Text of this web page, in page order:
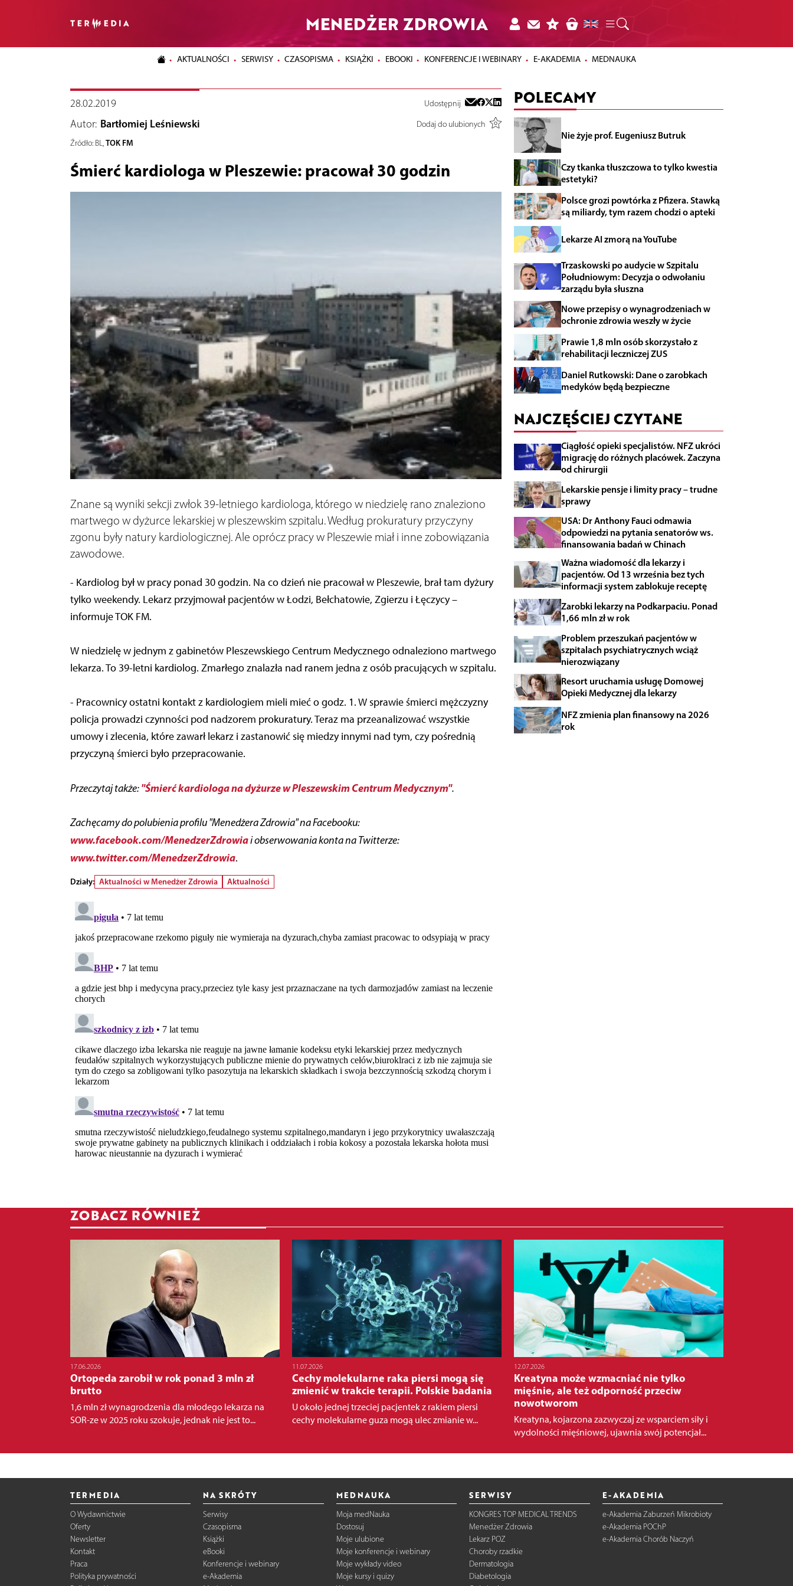
MENEDŻER ZDROWIA
AKTUALNOŚCI SERWISY CZASOPISMA KSIĄŻKI EBOOKI KONFERENCJE I WEBINARY E-AKADEMIA MEDNAUKA
28.02.2019 Udostępnij
Autor: Bartłomiej Leśniewski
Dodaj do ulubionych
Źródło:BL,TOK FM
Śmierć kardiologa w Pleszewie: pracował 30 godzin
Znane są wyniki sekcji zwłok 39-letniego kardiologa, którego w niedzielę rano znaleziono
martwego w dyżurce lekarskiej w pleszewskim szpitalu. Według prokuratury przyczyny
zgonu były natury kardiologicznej. Ale oprócz pracy w Pleszewie miał i inne zobowiązania
zawodowe.
- Kardiolog był w pracy ponad 30 godzin. Na co dzień nie pracował w Pleszewie, brał tam dyżury
tylko weekendy. Lekarz przyjmował pacjentów w Łodzi, Bełchatowie, Zgierzu i Łęczycy –
informuje TOK FM.
W niedzielę w jednym z gabinetów Pleszewskiego Centrum Medycznego odnaleziono martwego
lekarza. To 39-letni kardiolog. Zmarłego znalazła nad ranem jedna z osób pracujących w szpitalu.
- Pracownicy ostatni kontakt z kardiologiem mieli mieć o godz. 1. W sprawie śmierci mężczyzny
policja prowadzi czynności pod nadzorem prokuratury. Teraz ma przeanalizować wszystkie
umowy i zlecenia, które zawarł lekarz i zastanowić się miedzy innymi nad tym, czy pośrednią
przyczyną śmierci było przepracowanie.
Przeczytaj także:"Śmierć kardiologa na dyżurze w Pleszewskim Centrum Medycznym".
Zachęcamy do polubienia profilu "Menedżera Zdrowia" na Facebooku:
www.facebook.com/MenedzerZdrowiai obserwowania konta na Twitterze:
www.twitter.com/MenedzerZdrowia.
Działy: Aktualności w Menedżer Zdrowia Aktualności
POLECAMY
Nie żyje prof. Eugeniusz Butruk
Czy tkanka tłuszczowa to tylko kwestia
estetyki?
Polsce grozi powtórka z Pfizera. Stawką
są miliardy, tym razem chodzi o apteki
Lekarze AI zmorą na YouTube
Trzaskowski po audycie w Szpitalu
Południowym: Decyzja o odwołaniu
zarządu była słuszna
Nowe przepisy o wynagrodzeniach w
ochronie zdrowia weszły w życie
Prawie 1,8 mln osób skorzystało z
rehabilitacji leczniczej ZUS
Daniel Rutkowski: Dane o zarobkach
medyków będą bezpieczne
NAJCZĘŚCIEJ CZYTANE
Ciągłość opieki specjalistów. NFZ ukróci
migrację do różnych placówek. Zaczyna
od chirurgii
Lekarskie pensje i limity pracy – trudne
sprawy
USA: Dr Anthony Fauci odmawia
odpowiedzi na pytania senatorów ws.
finansowania badań w Chinach
Ważna wiadomość dla lekarzy i
pacjentów. Od 13 września bez tych
informacji system zablokuje receptę
Zarobki lekarzy na Podkarpaciu. Ponad
1,66 mln zł w rok
Problem przeszukań pacjentów w
szpitalach psychiatrycznych wciąż
nierozwiązany
Resort uruchamia usługę Domowej
Opieki Medycznej dla lekarzy
NFZ zmienia plan finansowy na 2026
rok
ZOBACZ RÓWNIEŻ
17.06.2026
Ortopeda zarobił w rok ponad 3 mln zł
brutto
1,6 mln zł wynagrodzenia dla młodego lekarza na
SOR-ze w 2025 roku szokuje, jednak nie jest to...
11.07.2026
Cechy molekularne raka piersi mogą się
zmienić w trakcie terapii. Polskie badania
U około jednej trzeciej pacjentek z rakiem piersi
cechy molekularne guza mogą ulec zmianie w...
12.07.2026
Kreatyna może wzmacniać nie tylko
mięśnie, ale też odporność przeciw
nowotworom
Kreatyna, kojarzona zazwyczaj ze wsparciem siły i
wydolności mięśniowej, ujawnia swój potencjał...
TERMEDIA
O Wydawnictwie
Oferty
Newsletter
Kontakt
Praca
Polityka prywatności
NA SKRÓTY
Serwisy
Czasopisma
Książki
eBooki
Konferencje i webinary
e-Akademia
MEDNAUKA
Moja medNauka
Dostosuj
Moje ulubione
Moje konferencje i webinary
Moje wykłady video
Moje kursy i quizy
SERWISY
KONGRES TOP MEDICAL TRENDS
Menedżer Zdrowia
Lekarz POZ
Choroby rzadkie
Dermatologia
Diabetologia
E-AKADEMIA
e-Akademia Zaburzeń Mikrobioty
e-Akademia POChP
e-Akademia Chorób Naczyń